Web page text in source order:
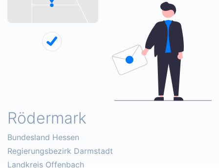
Rödermark
Bundesland Hessen
Regierungsbezirk Darmstadt
Landkreis Offenbach